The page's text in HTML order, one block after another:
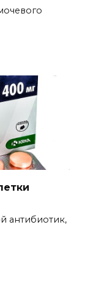
антибиотик,